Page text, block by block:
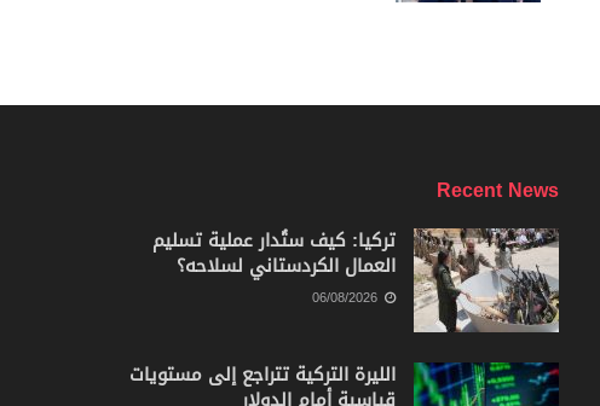
Recent News
تركيا: كيف ستُدار عملية تسليم
العمال الكردستاني لسلاحه؟
الليرة التركية تتراجع إلى مستويات